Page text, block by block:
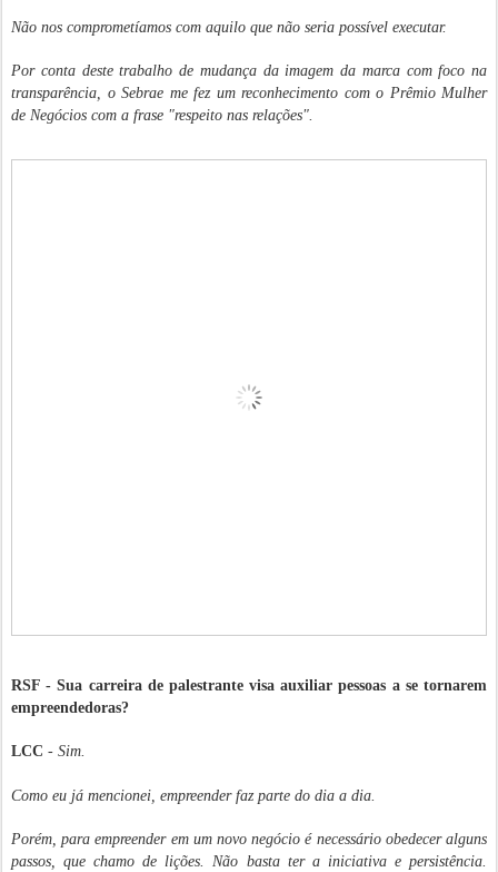
Não nos comprometíamos com aquilo que não seria possível executar.
Por conta deste trabalho de mudança da imagem da marca com foco na
transparência, o Sebrae me fez um reconhecimento com o Prêmio Mulher
de Negócios com a frase "respeito nas relações".
RSF - Sua carreira de palestrante visa auxiliar pessoas a se tornarem
empreendedoras?
LCC - Sim.
Como eu já mencionei, empreender faz parte do dia a dia.
Porém, para empreender em um novo negócio é necessário obedecer alguns
passos, que chamo de lições. Não basta ter a iniciativa e persistência.